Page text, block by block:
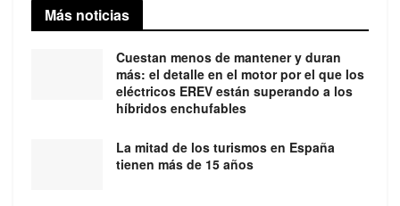
Más noticias
Cuestan menos de mantener y duran
más: el detalle en el motor por el que los
eléctricos EREV están superando a los
híbridos enchufables
La mitad de los turismos en España
tienen más de 15 años